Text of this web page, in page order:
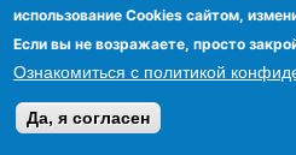
использование Cookies сайтом,
Если вы не возражаете, просто
Ознакомиться с политикой
Да, я согласен